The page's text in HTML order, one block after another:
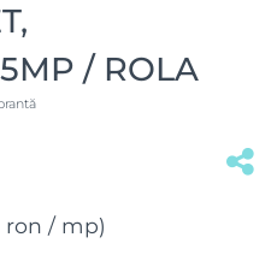
/ ROLA
ron / mp)